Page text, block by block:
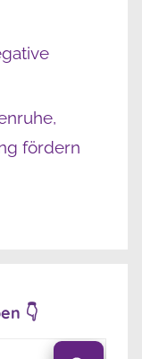
fördern
👇